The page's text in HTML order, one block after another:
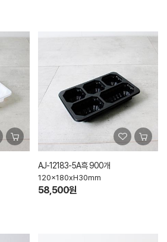
AJ-12183-5A흑 900개
120x180xH30mm
58,500원